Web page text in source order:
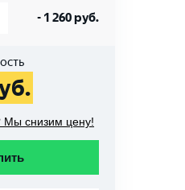
- 1 260руб.
снизим цену!